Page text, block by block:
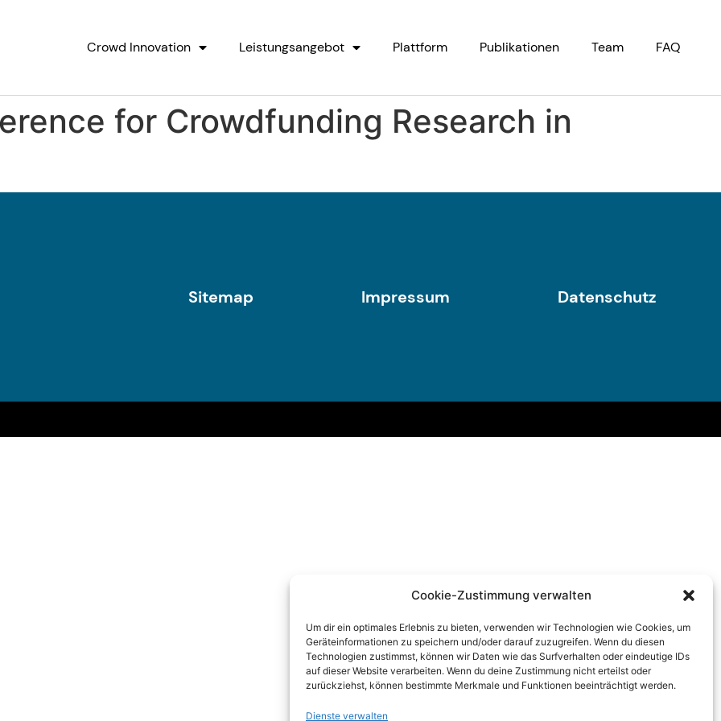
Cookie-Zustimmung verwalten
Um dir ein optimales Erlebnis zu bieten, verwenden wir Technologien wie Cookies, um
Geräteinformationen zu speichern und/oder darauf zuzugreifen. Wenn du diesen
Technologien zustimmst, können wir Daten wie das Surfverhalten oder eindeutige IDs
auf dieser Website verarbeiten. Wenn du deine Zustimmung nicht erteilst oder
zurückziehst, können bestimmte Merkmale und Funktionen beeinträchtigt werden.
Dienste verwalten
Crowd Innovation Leistungsangebot Plattform Publikationen Team FAQ
for Crowdfunding Research in
Sitemap Impressum Datenschutz